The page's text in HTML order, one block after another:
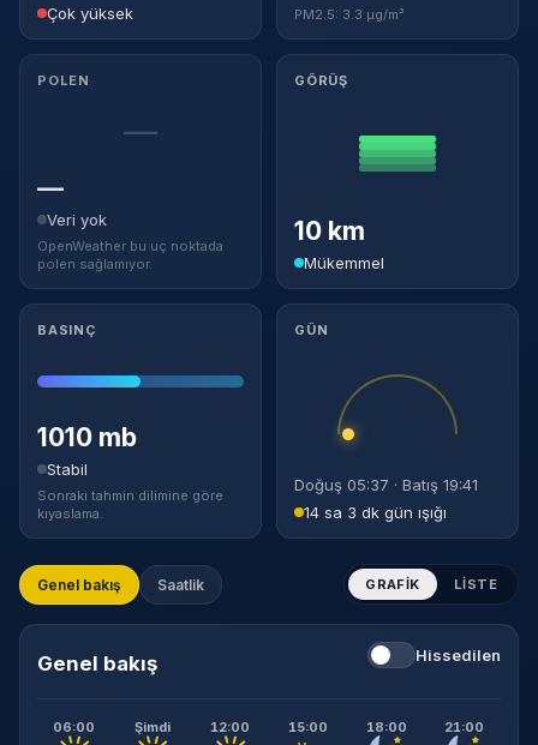
Çok yüksek PM2.5: 3.3 µg/m³
POLEN
—
—
Veri yok
OpenWeather bu uç noktada
polen sağlamıyor.
GÖRÜŞ
10 km
Mükemmel
BASINÇ
1010 mb
Stabil
Sonraki tahmin dilimine göre
kıyaslama.
GÜN
Doğuş 05:37 · Batış 19:41
14 sa 3 dk gün ışığı
Genel bakış Saatlik GRAFIK LISTE
Genel bakış Hissedilen
06:00 Şimdi 12:00 15:00 18:00 21:00